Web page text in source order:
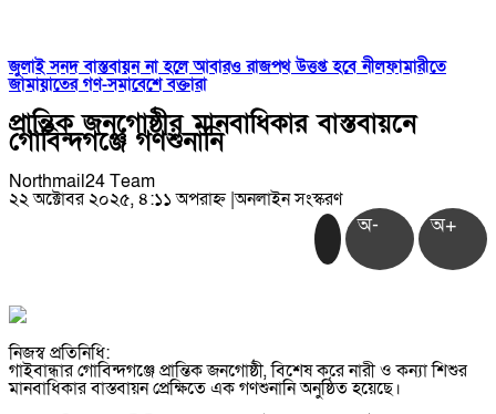
জুলাই সনদ বাস্তবায়ন না হলে আবারও রাজপথ উত্তপ্ত হবে নীলফামারীতে
জামায়াতের গণ-সমাবেশে বক্তারা
প্রান্তিক জনগোষ্ঠীর মানবাধিকার বাস্তবায়নে
গোবিন্দগঞ্জে গণশুনানি
Northmail24 Team
২২ অক্টোবর ২০২৫, ৪:১১ অপরাহ্ন|অনলাইন সংস্করণ
অ- অ+
নিজস্ব প্রতিনিধি:
গাইবান্ধার গোবিন্দগঞ্জে প্রান্তিক জনগোষ্ঠী, বিশেষ করে নারী ও কন্যা শিশুর
মানবাধিকার বাস্তবায়ন প্রেক্ষিতে এক গণশুনানি অনুষ্ঠিত হয়েছে।